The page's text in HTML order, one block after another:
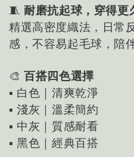
🧵 耐磨抗起球，穿得更
精選高密度織法，日常
感，不容易起毛球，陪
🎨百搭四色選擇
▪ 白色｜清爽乾淨
▪ 淺灰｜溫柔簡約
▪ 中灰｜質感耐看
▪ 黑色｜經典百搭